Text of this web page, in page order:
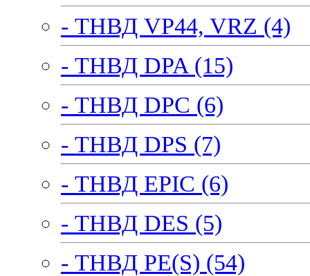
- ТНВД VP44, VRZ (4)
- ТНВД DPA (15)
- ТНВД DPC (6)
- ТНВД DPS (7)
- ТНВД EPIC (6)
- ТНВД DES (5)
- ТНВД PE(S) (54)